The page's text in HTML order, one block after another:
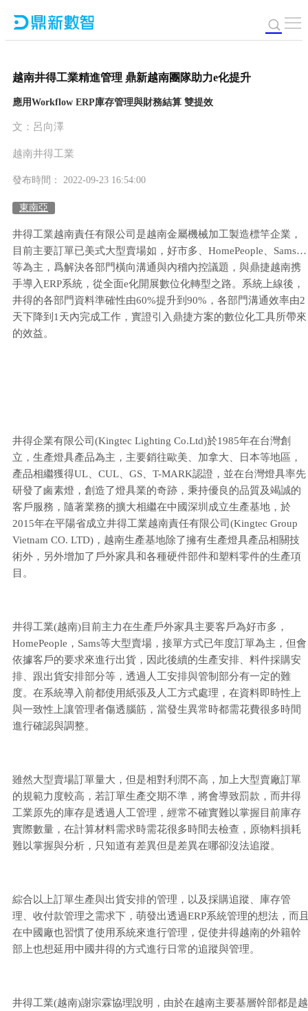
越南井得工業精進管理 鼎新越南團隊助力e化提升
應用Workflow ERP庫存管理與財務結算 雙提效
文：呂向澤
越南井得工業
發布時間： 2022-09-23 16:54:00
東南亞
井得工業越南責任有限公司是越南金屬機械加工製造標竿企業，
目前主要訂單已美式大型賣場如，好市多、HomePeople、Sams…
等為主，爲解決各部門橫向溝通與內稽內控議題，與鼎捷越南携
手導入ERP系統，從全面e化開展數位化轉型之路。系統上線後，
井得的各部門資料準確性由60%提升到90%，各部門溝通效率由2
天下降到1天內完成工作，實證引入鼎捷方案的數位化工具所帶來
的效益。
井得企業有限公司(Kingtec Lighting Co.Ltd)於1985年在台灣創
立，生產燈具產品為主，主要銷往歐美、加拿大、日本等地區，
產品相繼獲得UL、CUL、GS、T-MARK認證，並在台灣燈具率先
研發了鹵素燈，創造了燈具業的奇跡，秉持優良的品質及竭誠的
客戶服務，隨著業務的擴大相繼在中國深圳成立生產基地，於
2015年在平陽省成立井得工業越南責任有限公司(Kingtec Group
Vietnam CO. LTD)，越南生產基地除了擁有生產燈具產品相關技
術外，另外增加了戶外家具和各種硬件部件和塑料零件的生產項
目。
井得工業(越南)目前主力在生產戶外家具主要客戶為好市多，
HomePeople，Sams等大型賣場，接單方式已年度訂單為主，但會
依據客戶的要求來進行出貨，因此後續的生產安排、料件採購安
排、跟出貨安排部分等，透過人工安排與管制部分有一定的難
度。在系統導入前都使用紙張及人工方式處理，在資料即時性上
與一致性上讓管理者傷透腦筋，當發生異常時都需花費很多時間
進行確認與調整。
雖然大型賣場訂單量大，但是相對利潤不高，加上大型賣廠訂單
的規範力度較高，若訂單生產交期不準，將會導致罰款，而井得
工業原先的庫存是透過人工管理，經常不確實難以掌握目前庫存
實際數量，在計算材料需求時需花很多時間去檢查，原物料損耗
難以掌握與分析，只知道有差異但是差異在哪卻沒法追蹤。
綜合以上訂單生產與出貨安排的管理，以及採購追蹤、庫存管
理、收付款管理之需求下，萌發出透過ERP系統管理的想法，而
在中國廠也習慣了使用系統來進行管理，促使井得越南的外籍幹
部上也想延用中國井得的方式進行日常的追蹤與管理。
井得工業(越南)謝宗霖協理說明，由於在越南主要基層幹部都是越